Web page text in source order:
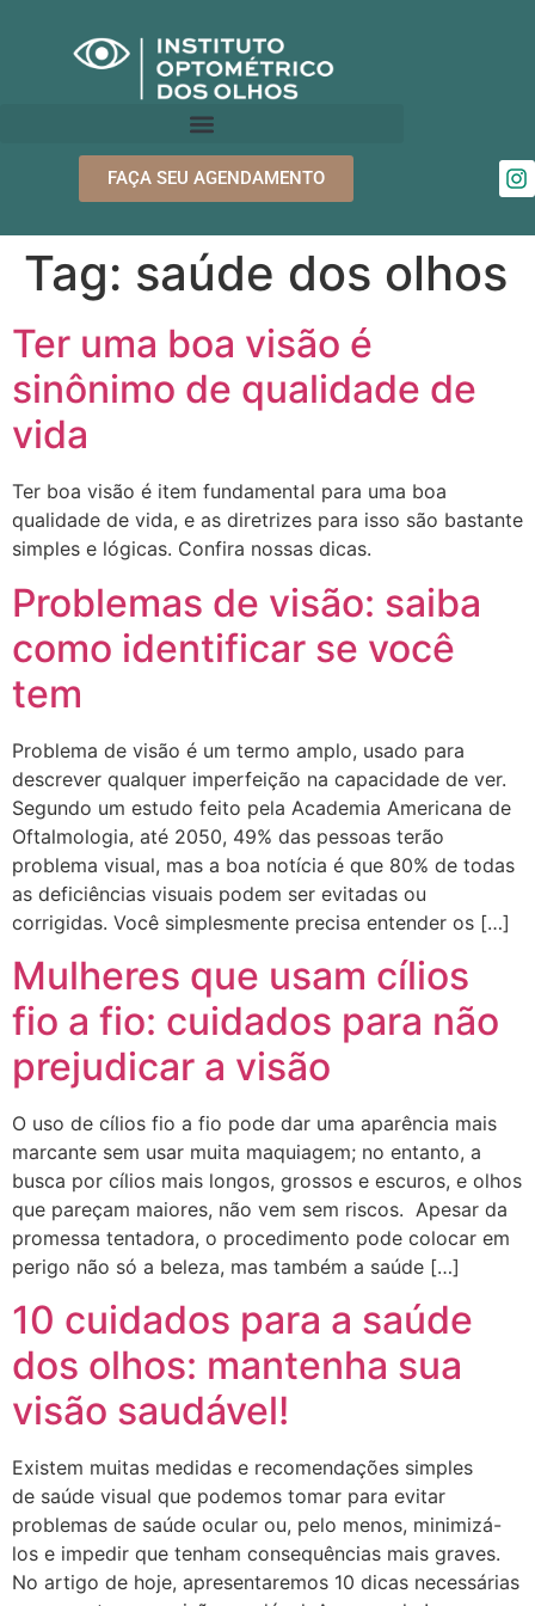
FAÇA SEU AGENDAMENTO
Tag: saúde dos olhos
Ter uma boa visão é
sinônimo de qualidade de
vida
Ter boa visão é item fundamental para uma boa
qualidade de vida, e as diretrizes para isso são bastante
simples e lógicas. Confira nossas dicas.
Problemas de visão: saiba
como identificar se você
tem
Problema de visão é um termo amplo, usado para
descrever qualquer imperfeição na capacidade de ver.
Segundo um estudo feito pela Academia Americana de
Oftalmologia, até 2050, 49% das pessoas terão
problema visual, mas a boa notícia é que 80% de todas
as deficiências visuais podem ser evitadas ou
corrigidas. Você simplesmente precisa entender os […]
Mulheres que usam cílios
fio a fio: cuidados para não
prejudicar a visão
O uso de cílios fio a fio pode dar uma aparência mais
marcante sem usar muita maquiagem; no entanto, a
busca por cílios mais longos, grossos e escuros, e olhos
que pareçam maiores, não vem sem riscos. Apesar da
promessa tentadora, o procedimento pode colocar em
perigo não só a beleza, mas também a saúde […]
10 cuidados para a saúde
dos olhos: mantenha sua
visão saudável!
Existem muitas medidas e recomendações simples
de saúde visual que podemos tomar para evitar
problemas de saúde ocular ou, pelo menos, minimizá-
los e impedir que tenham consequências mais graves.
No artigo de hoje, apresentaremos 10 dicas necessárias